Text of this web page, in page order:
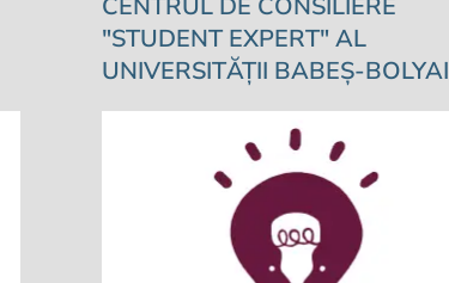
"STUDENT EXPERT" AL
UNIVERSITĂȚII BABEŞ-BOLYAI